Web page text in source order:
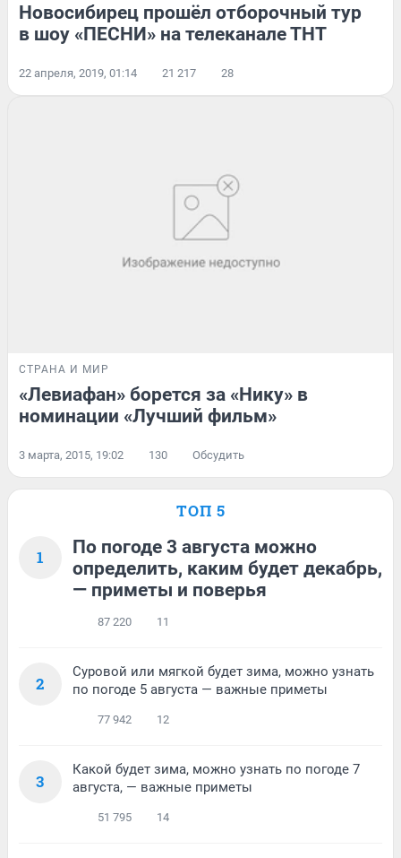
Новосибирец прошёл отборочный тур
в шоу «ПЕСНИ» на телеканале ТНТ
22 апреля, 2019, 01:14 21 217 28
СТРАНА И МИР
«Левиафан» борется за «Нику» в
номинации «Лучший фильм»
3 марта, 2015, 19:02 130 Обсудить
ТОП 5
1
По погоде 3 августа можно
определить, каким будет декабрь,
— приметы и поверья
87 220 11
2
Суровой или мягкой будет зима, можно узнать
по погоде 5 августа — важные приметы
77 942 12
3
Какой будет зима, можно узнать по погоде 7
августа, — важные приметы
51 795 14